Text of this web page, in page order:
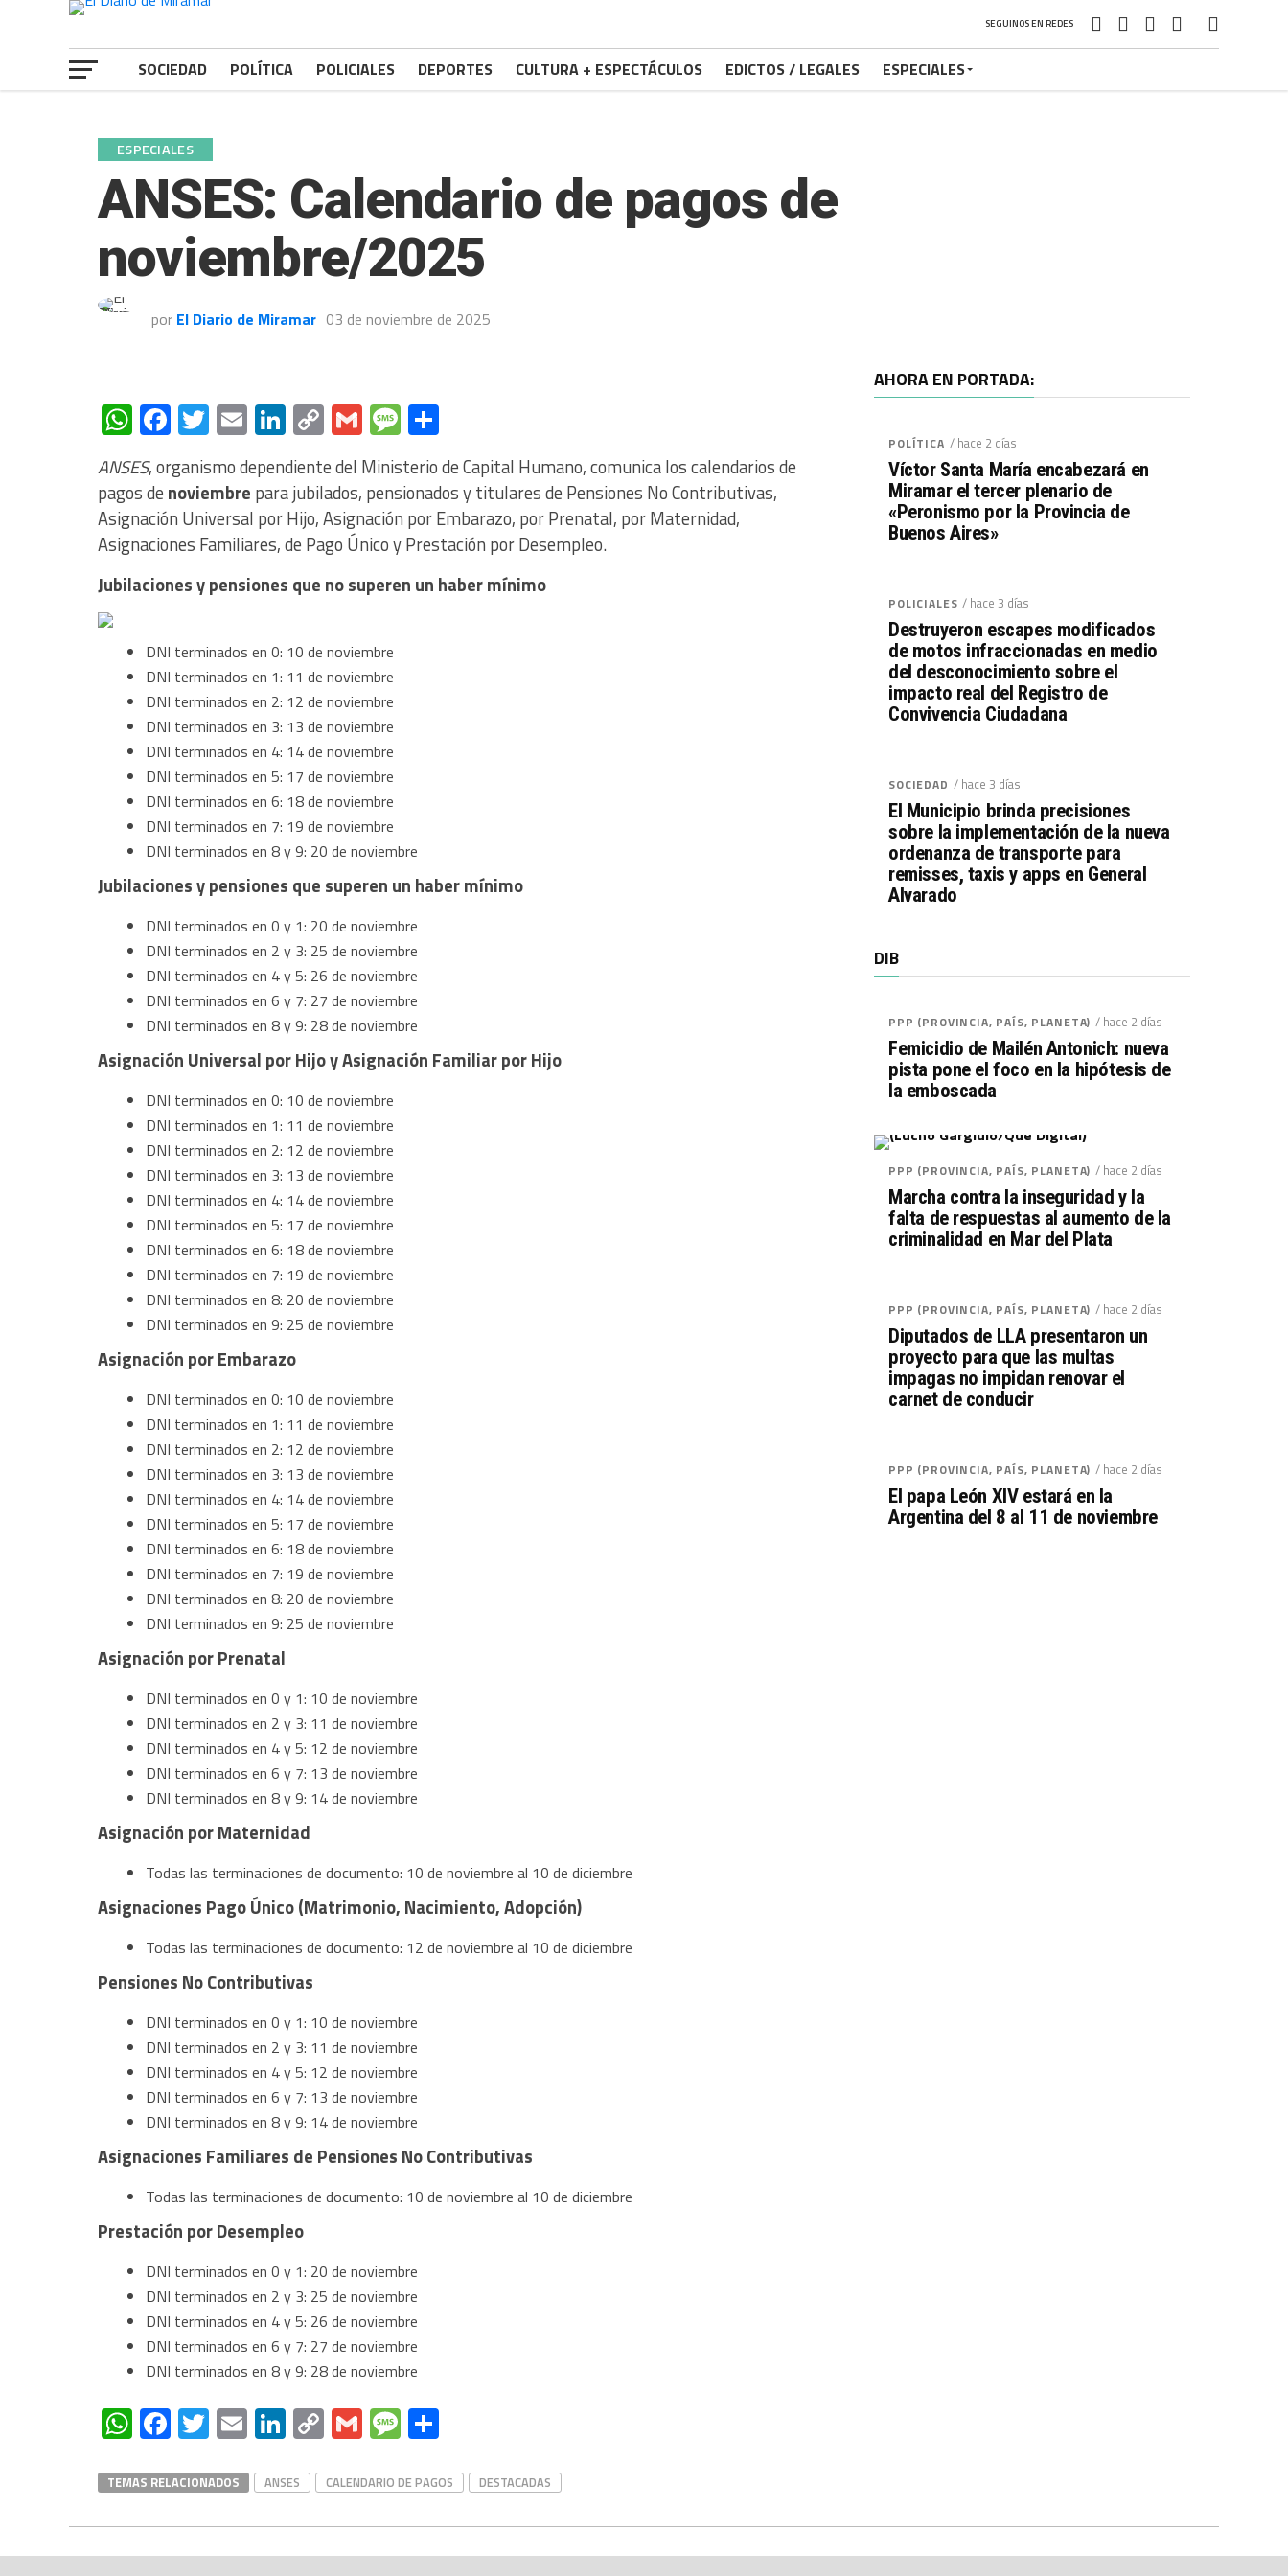
SEGUINOS EN REDES
SOCIEDAD POLÍTICA POLICIALES DEPORTES CULTURA + ESPECTÁCULOS EDICTOS / LEGALES ESPECIALES
ESPECIALES
ANSES: Calendario de pagos de
noviembre/2025
por El Diario de Miramar 03 de noviembre de 2025
WhatsApp
Facebook
Twitter
EmailLinkedIn
Copy
Link
GmailMessage
ANSES, organismo dependiente del Ministerio de Capital Humano, comunica los calendarios de
pagos de noviembre para jubilados, pensionados y titulares de Pensiones No Contributivas,
Asignación Universal por Hijo, Asignación por Embarazo, por Prenatal, por Maternidad,
Asignaciones Familiares, de Pago Único y Prestación por Desempleo.
Jubilaciones y pensiones que no superen un haber mínimo
DNI terminados en 0: 10 de noviembre
DNI terminados en 1: 11 de noviembre
DNI terminados en 2: 12 de noviembre
DNI terminados en 3: 13 de noviembre
DNI terminados en 4: 14 de noviembre
DNI terminados en 5: 17 de noviembre
DNI terminados en 6: 18 de noviembre
DNI terminados en 7: 19 de noviembre
DNI terminados en 8 y 9: 20 de noviembre
Jubilaciones y pensiones que superen un haber mínimo
DNI terminados en 0 y 1: 20 de noviembre
DNI terminados en 2 y 3: 25 de noviembre
DNI terminados en 4 y 5: 26 de noviembre
DNI terminados en 6 y 7: 27 de noviembre
DNI terminados en 8 y 9: 28 de noviembre
Asignación Universal por Hijo y Asignación Familiar por Hijo
DNI terminados en 0: 10 de noviembre
DNI terminados en 1: 11 de noviembre
DNI terminados en 2: 12 de noviembre
DNI terminados en 3: 13 de noviembre
DNI terminados en 4: 14 de noviembre
DNI terminados en 5: 17 de noviembre
DNI terminados en 6: 18 de noviembre
DNI terminados en 7: 19 de noviembre
DNI terminados en 8: 20 de noviembre
DNI terminados en 9: 25 de noviembre
Asignación por Embarazo
DNI terminados en 0: 10 de noviembre
DNI terminados en 1: 11 de noviembre
DNI terminados en 2: 12 de noviembre
DNI terminados en 3: 13 de noviembre
DNI terminados en 4: 14 de noviembre
DNI terminados en 5: 17 de noviembre
DNI terminados en 6: 18 de noviembre
DNI terminados en 7: 19 de noviembre
DNI terminados en 8: 20 de noviembre
DNI terminados en 9: 25 de noviembre
Asignación por Prenatal
DNI terminados en 0 y 1: 10 de noviembre
DNI terminados en 2 y 3: 11 de noviembre
DNI terminados en 4 y 5: 12 de noviembre
DNI terminados en 6 y 7: 13 de noviembre
DNI terminados en 8 y 9: 14 de noviembre
Asignación por Maternidad
Todas las terminaciones de documento: 10 de noviembre al 10 de diciembre
Asignaciones Pago Único (Matrimonio, Nacimiento, Adopción)
Todas las terminaciones de documento: 12 de noviembre al 10 de diciembre
Pensiones No Contributivas
DNI terminados en 0 y 1: 10 de noviembre
DNI terminados en 2 y 3: 11 de noviembre
DNI terminados en 4 y 5: 12 de noviembre
DNI terminados en 6 y 7: 13 de noviembre
DNI terminados en 8 y 9: 14 de noviembre
Asignaciones Familiares de Pensiones No Contributivas
Todas las terminaciones de documento: 10 de noviembre al 10 de diciembre
Prestación por Desempleo
DNI terminados en 0 y 1: 20 de noviembre
DNI terminados en 2 y 3: 25 de noviembre
DNI terminados en 4 y 5: 26 de noviembre
DNI terminados en 6 y 7: 27 de noviembre
DNI terminados en 8 y 9: 28 de noviembre
WhatsApp
Facebook
Twitter
EmailLinkedIn
Copy
Link
GmailMessage
TEMAS RELACIONADOS ANSES CALENDARIO DE PAGOS DESTACADAS
AHORA EN PORTADA:
POLÍTICA / hace 2 días
Víctor Santa María encabezará en
Miramar el tercer plenario de
«Peronismo por la Provincia de
Buenos Aires»
POLICIALES / hace 3 días
Destruyeron escapes modificados
de motos infraccionadas en medio
del desconocimiento sobre el
impacto real del Registro de
Convivencia Ciudadana
SOCIEDAD / hace 3 días
El Municipio brinda precisiones
sobre la implementación de la nueva
ordenanza de transporte para
remisses, taxis y apps en General
Alvarado
DIB
PPP (PROVINCIA, PAÍS, PLANETA) / hace 2 días
Femicidio de Mailén Antonich: nueva
pista pone el foco en la hipótesis de
la emboscada
PPP (PROVINCIA, PAÍS, PLANETA) / hace 2 días
Marcha contra la inseguridad y la
falta de respuestas al aumento de la
criminalidad en Mar del Plata
PPP (PROVINCIA, PAÍS, PLANETA) / hace 2 días
Diputados de LLA presentaron un
proyecto para que las multas
impagas no impidan renovar el
carnet de conducir
PPP (PROVINCIA, PAÍS, PLANETA) / hace 2 días
El papa León XIV estará en la
Argentina del 8 al 11 de noviembre